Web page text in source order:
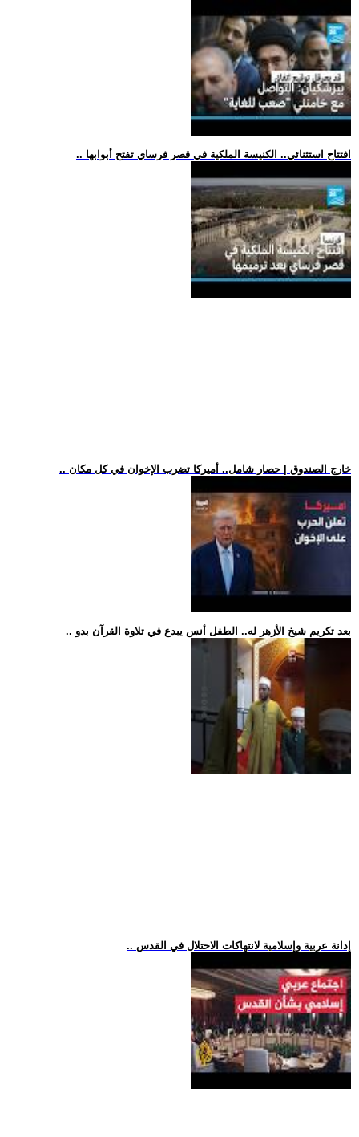
.. افتتاح استثنائي.. الكنيسة الملكية في قصر فرساي تفتح أبوابها
.. خارج الصندوق | حصار شامل.. أميركا تضرب الإخوان في كل مكان
.. بعد تكريم شيخ الأزهر له.. الطفل أنس يبدع في تلاوة القرآن بدو
.. إدانة عربية وإسلامية لانتهاكات الاحتلال في القدس